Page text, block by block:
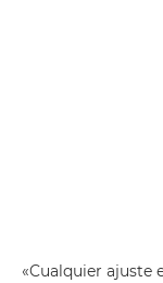
«Cualquier ajuste